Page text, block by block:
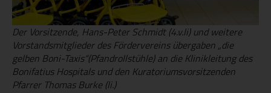
Der Vorsitzende, Hans-Peter Schmidt (4.v.li) und weitere
Vorstandsmitglieder des Fördervereins übergaben „die
gelben Boni-Taxis“(Pfandrollstühle) an die Klinikleitung des
Bonifatius Hospitals und den Kuratoriumsvorsitzenden
Pfarrer Thomas Burke (li.)